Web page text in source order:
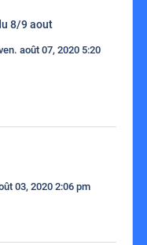
8/9 aout
août 07, 2020 5:20
03, 2020 2:06 pm